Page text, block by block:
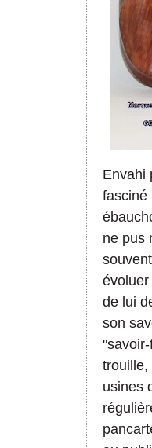
Envahi
fasciné
ne pus
de lui
son
trouille,
usines